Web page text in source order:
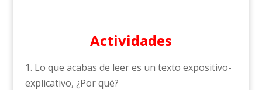
Actividades
1. Lo que acabas de leer es un texto expositivo-
explicativo, ¿Por qué?